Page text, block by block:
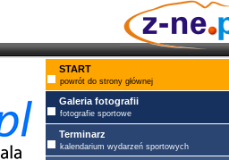
START
powrót do strony głównej
Galeria fotografii
fotografie sportowe
Terminarz
kalendarium wydarzeń sportowych